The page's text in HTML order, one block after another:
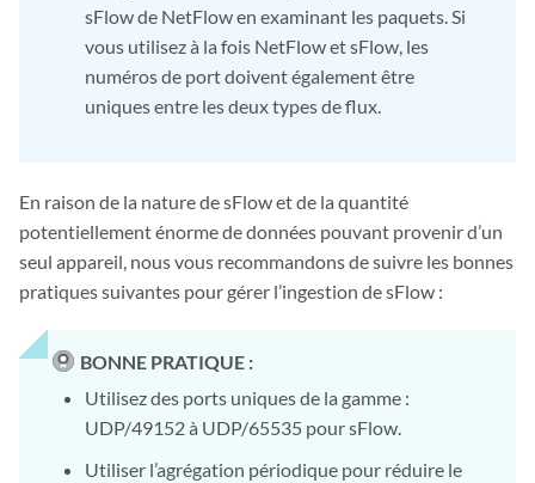
sFlow de NetFlow en examinant les paquets. Si
vous utilisez à la fois NetFlow et sFlow, les
numéros de port doivent également être
uniques entre les deux types de flux.
En raison de la nature de sFlow et de la quantité
potentiellement énorme de données pouvant provenir d’un
seul appareil, nous vous recommandons de suivre les bonnes
pratiques suivantes pour gérer l’ingestion de sFlow :
BONNE PRATIQUE :
Utilisez des ports uniques de la gamme :
UDP/49152 à UDP/65535 pour sFlow.
Utiliser l’agrégation périodique pour réduire le